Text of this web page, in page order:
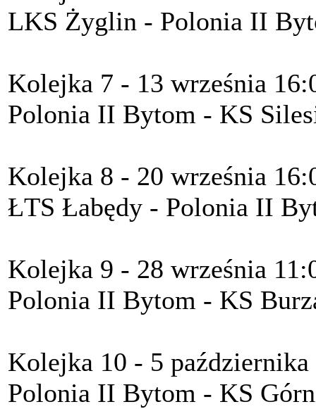
LKS Żyglin - Polonia II
Kolejka 7 - 13 września
Polonia II Bytom - KS
Kolejka 8 - 20 września
ŁTS Łabędy - Polonia II
Kolejka 9 - 28 września
Polonia II Bytom - KS
Kolejka 10 - 5 października
Polonia II Bytom - KS